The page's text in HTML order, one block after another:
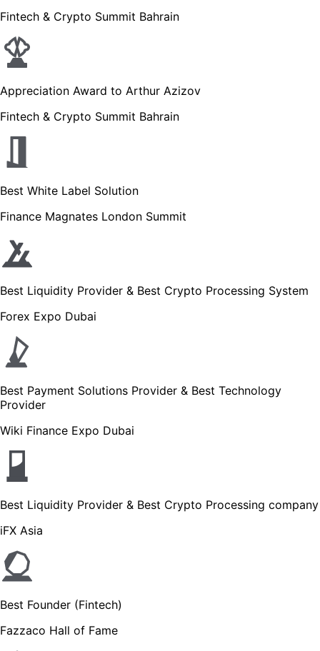
Fintech & Crypto Summit Bahrain
Appreciation Award to Arthur Azizov
Fintech & Crypto Summit Bahrain
Best White Label Solution
Finance Magnates London Summit
Best Liquidity Provider & Best Crypto Processing System
Forex Expo Dubai
Best Payment Solutions Provider & Best Technology
Provider
Wiki Finance Expo Dubai
Best Liquidity Provider & Best Crypto Processing company
iFX Asia
Best Founder (Fintech)
Fazzaco Hall of Fame